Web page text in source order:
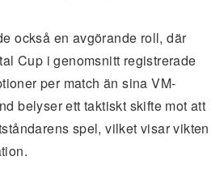
också en avgörande roll, där
Cup i genomsnitt registrerade
per match än sina VM-
belyser ett taktiskt skifte mot att
spel, vilket visar vikten